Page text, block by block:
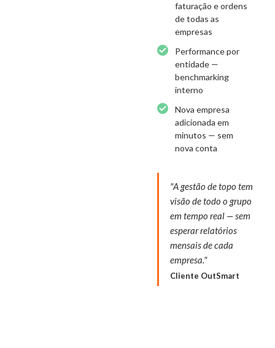
faturação e ordens
de todas as
empresas
Performance por
entidade —
benchmarking
interno
Nova empresa
adicionada em
minutos — sem
nova conta
"A gestão de topo tem
visão de todo o grupo
em tempo real — sem
esperar relatórios
mensais de cada
empresa."
Cliente OutSmart